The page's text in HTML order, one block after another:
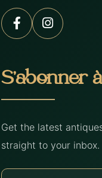
S’abonner
Get the latest
straight to your inbox.